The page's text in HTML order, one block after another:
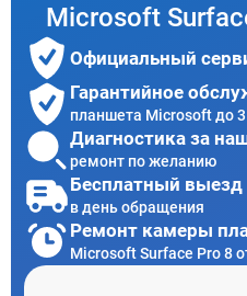
Microsoft
Официальный
Гарантийное
планшета Microsoft до 3
Диагностика за
ремонт по желанию
Бесплатный выезд
в день обращения
Ремонт камеры
Microsoft Surface Pro 8